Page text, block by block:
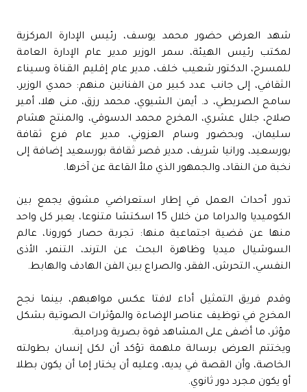
شهد العرض حضور محمد يوسف، رئيس الإدارة المركزية
لمكتب رئيس الهيئة، سمر الوزير مدير عام الإدارة العامة
للمسرح، الدكتور شعيب خلف، مدير عام إقليم القناة وسيناء
الثقافي، إلى جانب عدد كبير من الفنانين منهم: حمدي الوزير،
سامح الصريطي، د. أيمن الشيوي، محمد رزق، منى هلا، أمير
صلاح، جلال عشري، المخرج محمد الدسوقي، والمنتج هشام
سليمان، وبحضور وسام العزوني، مدير عام فرع ثقافة
بورسعيد، ورانيا شريف، مدير قصر ثقافة بورسعيد إضافة إلى
نخبة من النقاد، والجمهور الذي ملأ القاعة عن آخرها.
تدور أحداث العمل في إطار استعراضي مشوق يجمع بين
الكوميديا والدراما من خلال 15 اسكتشا متنوعا، يعبر كل واحد
منها عن قضية اجتماعية منها: تجربة حصار كورونا، عالم
السوشيال ميديا وظاهرة البحث عن الترند، التنمر، الأذى
النفسي، التحرش، الفقر، والصراع بين الفن الهادف والهابط.
وقدم فريق التمثيل أداء لافتا عكس مواهبهم، بينما نجح
المخرج في توظيف عناصر الإضاءة والمؤثرات الصوتية بشكل
مؤثر، ما أضفى على المشاهد قوة بصرية ودرامية.
ويختتم العرض برسالة ملهمة تؤكد أن لكل إنسان بطولته
الخاصة، وأن القصة في يديه، وعليه أن يختار إما أن يكون بطلا
أو يكون مجرد دور ثانوي.